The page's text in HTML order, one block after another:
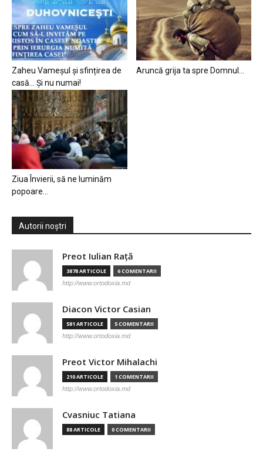
Zaheu Vameșul și sfințirea de
casă… Și nu numai!
Aruncă grija ta spre Domnul…
Ziua Învierii, să ne luminăm
popoare…
Autorii noștri
Preot Iulian Raţă
3878 ARTICOLE 6 COMENTARII
http://www.ortodoxia.md
Diacon Victor Casian
581 ARTICOLE 5 COMENTARII
http://www.ortodoxia.md
Preot Victor Mihalachi
210 ARTICOLE 1 COMENTARII
http://www.ortodoxia.md
Cvasniuc Tatiana
88 ARTICOLE 0 COMENTARII